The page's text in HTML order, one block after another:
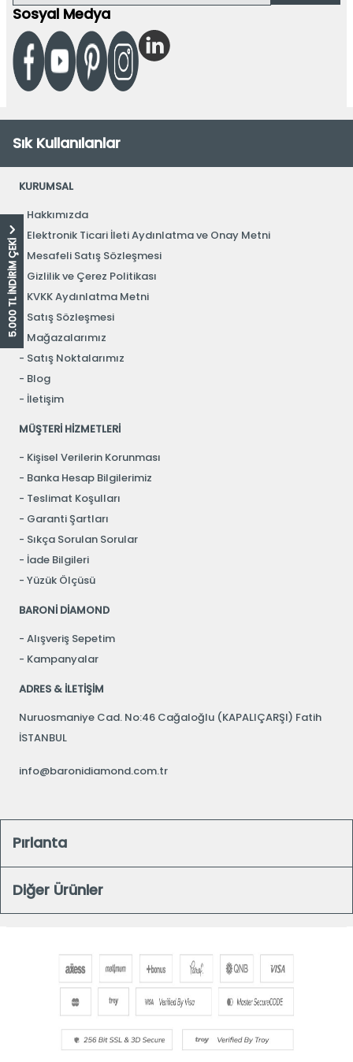
5.000 TL İNDİRİM ÇEKİ
Sosyal Medya
Sık Kullanılanlar
KURUMSAL
Hakkımızda
Elektronik Ticari İleti Aydınlatma ve Onay Metni
Mesafeli Satış Sözleşmesi
Gizlilik ve Çerez Politikası
KVKK Aydınlatma Metni
Satış Sözleşmesi
Mağazalarımız
Satış Noktalarımız
Blog
İletişim
MÜŞTERİ HİZMETLERİ
Kişisel Verilerin Korunması
Banka Hesap Bilgilerimiz
Teslimat Koşulları
Garanti Şartları
Sıkça Sorulan Sorular
İade Bilgileri
Yüzük Ölçüsü
BARONİ DİAMOND
Alışveriş Sepetim
Kampanyalar
ADRES & İLETİŞİM
Nuruosmaniye Cad. No:46 Cağaloğlu (KAPALIÇARŞI) Fatih
İSTANBUL
info@baronidiamond.com.tr
Pırlanta
Diğer Ürünler